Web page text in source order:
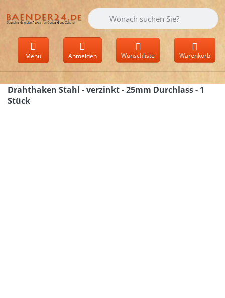
Geben Sie einen Suchbegriff ein.
Menü Anmelden Wunschliste Warenkorb
Drahthaken Stahl - verzinkt - 25mm Durchlass - 1
Stück